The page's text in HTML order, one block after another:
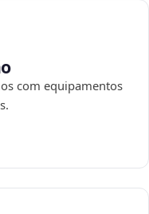
com equipamentos